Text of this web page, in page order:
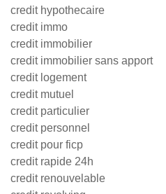
credit hypothecaire
credit immo
credit immobilier
credit immobilier sans apport
credit logement
credit mutuel
credit particulier
credit personnel
credit pour ficp
credit rapide 24h
credit renouvelable